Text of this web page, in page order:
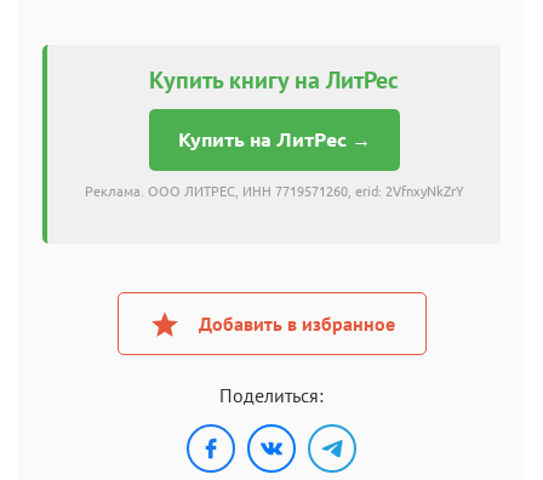
Купить книгу на ЛитРес
Купить на ЛитРес →
Реклама. ООО ЛИТРЕС, ИНН 7719571260, erid: 2VfnxyNkZrY
Добавить в избранное
Поделиться: